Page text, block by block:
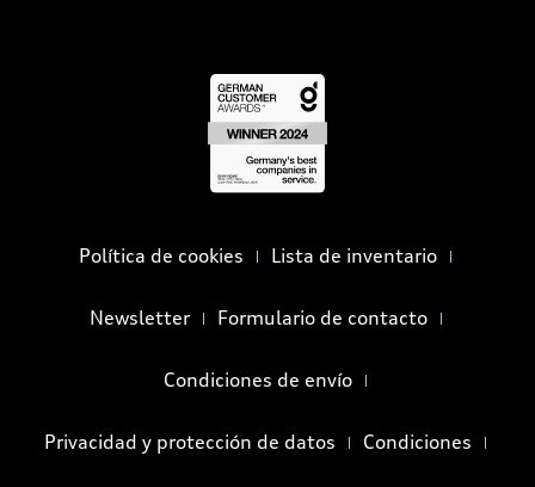
Política de cookies Lista de inventario
Newsletter Formulario de contacto
Condiciones de envío
Privacidad y protección de datos Condiciones